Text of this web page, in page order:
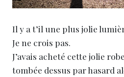
Il y a t’il une plus jolie
Je ne crois pas.
J’avais acheté cette jolie
tombée dessus par hasard